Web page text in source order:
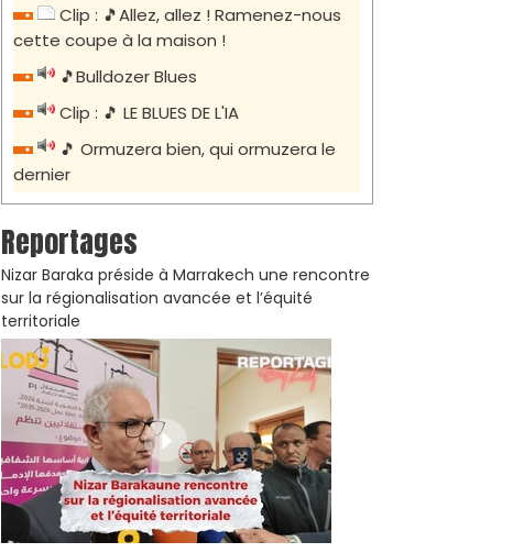
Clip : 🎵Allez, allez ! Ramenez-nous
cette coupe à la maison !
🎵Bulldozer Blues
Clip : 🎵 LE BLUES DE L'IA
🎵 Ormuzera bien, qui ormuzera le
dernier
Reportages
Nizar Baraka préside à Marrakech une rencontre
sur la régionalisation avancée et l’équité
territoriale